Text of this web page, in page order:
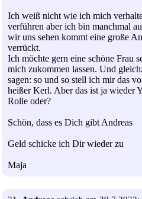
Ich weiß nicht wie ich mich
verführen aber ich bin manchmal
wir uns sehen kommt eine große
verrückt.
Ich möchte gern eine schöne Frau
mich zukommen lassen. Und
sagen: so und so stell ich mir das
heißer Kerl. Aber das ist ja wieder
Rolle oder?
Schön, dass es Dich gibt Andreas
Geld schicke ich Dir wieder zu
Maja